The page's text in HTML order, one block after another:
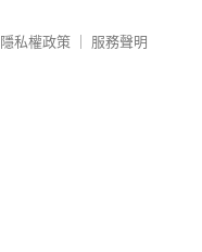
隱私權政策 服務聲明